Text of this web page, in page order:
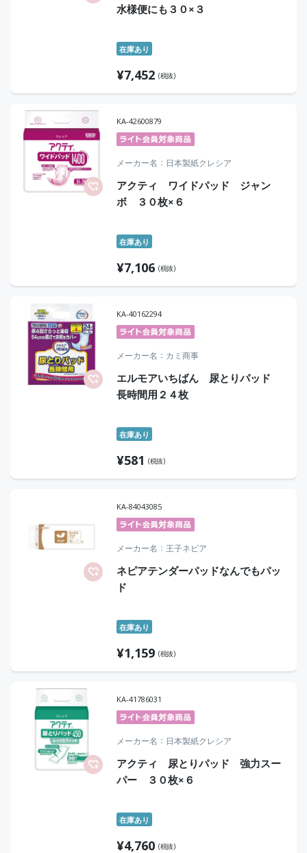
水様便にも３０×３
在庫あり
¥7,452 (税抜)
KA-42600879
メーカー名 日本製紙クレシア
アクティ ワイドパッド ジャン
ボ ３０枚×６
在庫あり
¥7,106 (税抜)
KA-40162294
メーカー名 カミ商事
エルモアいちばん 尿とりパッド
長時間用２４枚
在庫あり
¥581 (税抜)
KA-84043085
メーカー名 王子ネピア
ネピアテンダーパッドなんでもパッ
ド
在庫あり
¥1,159 (税抜)
KA-41786031
メーカー名 日本製紙クレシア
アクティ 尿とりパッド 強力スー
パー ３０枚×６
在庫あり
¥4,760 (税抜)